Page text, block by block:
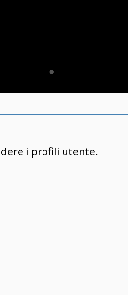
i profili utente.